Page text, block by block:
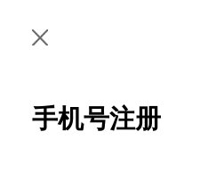
手机号注册